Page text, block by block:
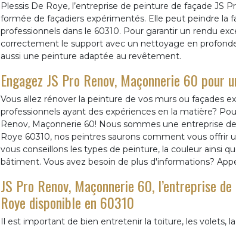
Plessis De Roye, l’entreprise de peinture de façade JS
formée de façadiers expérimentés. Elle peut peindre la
professionnels dans le 60310. Pour garantir un rendu
correctement le support avec un nettoyage en
aussi une peinture adaptée au revêtement.
Engagez JS Pro Renov, Maçonnerie 60
Vous allez rénover la peinture de vos murs ou façades
professionnels ayant des expériences en la matière?
Renov, Maçonnerie 60! Nous sommes une entreprise
Roye 60310, nos peintres saurons comment vous offrir
vous conseillons les types de peinture, la couleur ainsi
bâtiment. Vous avez besoin de plus d'informations?
JS Pro Renov, Maçonnerie 60, l’entreprise
Roye disponible en 60310
Il est important de bien entretenir la toiture, les volets,